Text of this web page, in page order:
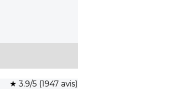
★ 3.9/5 (1947 avis)